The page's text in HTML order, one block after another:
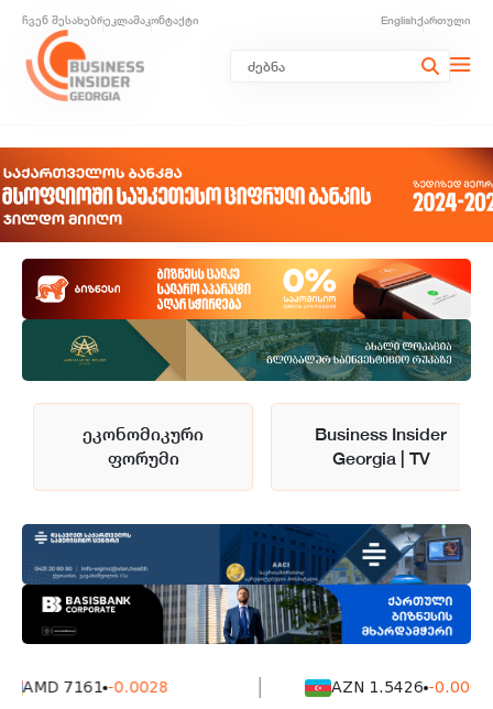
ჩვენ შესახებრეკლამაკონტაქტი Englishქართული
ეკონომიკური
ფორუმი
Business Insider
Georgia | TV
AMD 7161 -0.0028 AZN 1.5426 -0.0004